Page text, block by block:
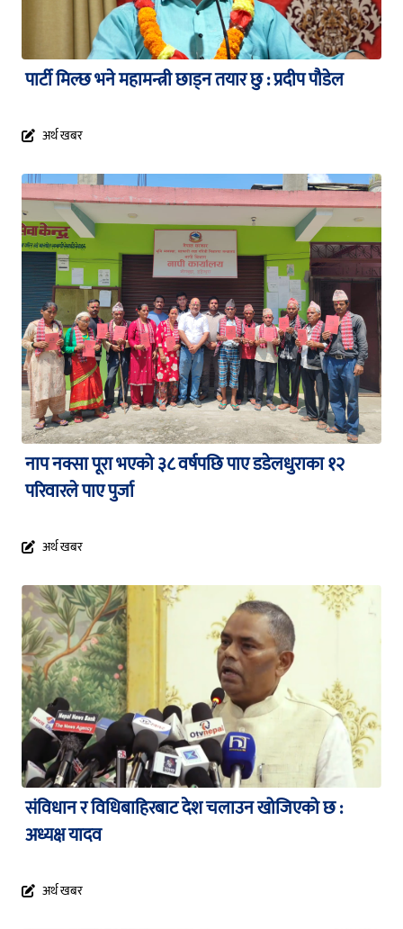
पार्टी मिल्छ भने महामन्त्री छाड्न तयार छु : प्रदीप पौडेल
अर्थ खबर
नाप नक्सा पूरा भएको ३८ वर्षपछि पाए डडेलधुराका १२
परिवारले पाए पुर्जा
अर्थ खबर
संविधान र विधिबाहिरबाट देश चलाउन खोजिएको छ :
अध्यक्ष यादव
अर्थ खबर